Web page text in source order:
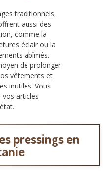
traditionnels,
aussi des
comme la
éclair ou la
abîmés.
de prolonger
vêtements et
inutiles. Vous
vos articles
pressings en